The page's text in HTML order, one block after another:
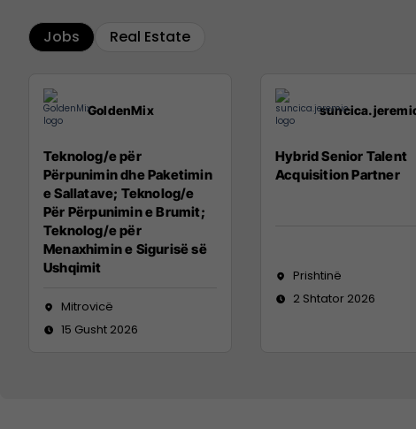
Jobs Real Estate
GoldenMix
Teknolog/e për
Përpunimin dhe Paketimin
e Sallatave; Teknolog/e
Për Përpunimin e Brumit;
Teknolog/e për
Menaxhimin e Sigurisë së
Ushqimit
Mitrovicë
15 Gusht 2026
Hybrid Senior Talent
Acquisition Partner
Prishtinë
2 Shtator 2026